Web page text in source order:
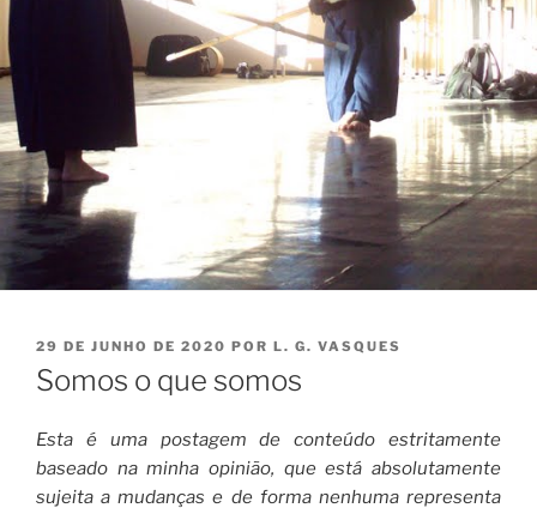
PUBLICADO
EM
29 DE JUNHO DE 2020 POR L. G. VASQUES
Somos o que somos
Esta é uma postagem de conteúdo estritamente
baseado na minha opinião, que está absolutamente
sujeita a mudanças e de forma nenhuma representa